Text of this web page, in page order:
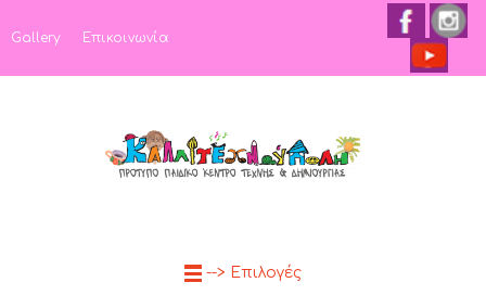
Gallery Επικοινωνία
--> Επιλογές